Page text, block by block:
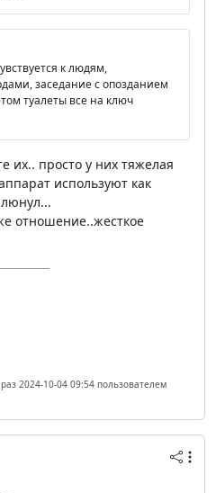
к людям,
заседание с опозданием
туалеты все на ключ
их.. просто у них тяжелая
используют как
отношение..жесткое
2024-10-04 09:54 пользователем